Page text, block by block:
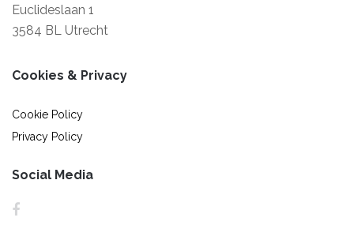
Euclideslaan 1
3584 BL Utrecht
Cookies & Privacy
Cookie Policy
Privacy Policy
Social Media